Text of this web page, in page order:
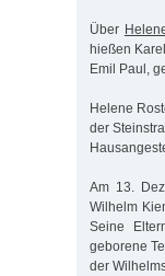
Über
hießen
Emil Paul,
Helene
der
Am 13.
Wilhelm
Seine
geborene
der